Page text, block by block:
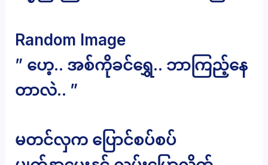
Random Image
” ဟေ့.. အစ်ကိုခင်ရွှေ.. ဘာကြည့်နေ
တာလဲ.. ”
မတင်လှက ပြောင်စပ်စပ်